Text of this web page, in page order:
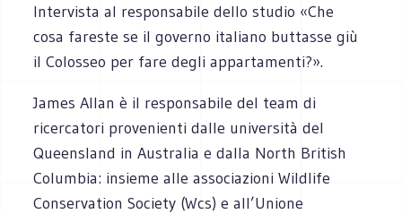
Intervista al responsabile dello studio «Che
cosa fareste se il governo italiano buttasse giù
il Colosseo per fare degli appartamenti?».
James Allan è il responsabile del team di
ricercatori provenienti dalle università del
Queensland in Australia e dalla North British
Columbia: insieme alle associazioni Wildlife
Conservation Society (Wcs) e all’Unione